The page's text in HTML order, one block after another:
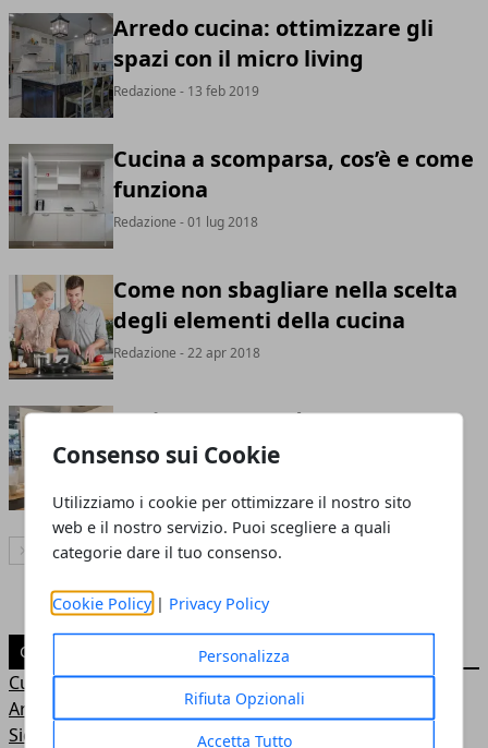
Consenso sui Cookie
Utilizziamo i cookie per ottimizzare il nostro sito
web e il nostro servizio. Puoi scegliere a quali
categorie dare il tuo consenso.
Cookie Policy | Privacy Policy
Personalizza
Rifiuta Opzionali
Accetta Tutto
Arredo cucina: ottimizzare gli
spazi con il micro living
Redazione - 13 feb 2019
Cucina a scomparsa, cos’è e come
funziona
Redazione - 01 lug 2018
Come non sbagliare nella scelta
degli elementi della cucina
Redazione - 22 apr 2018
Cucina 2018, tendenze per
arredare
Articolo Successivo
CATEGORIE
Curiosità
Arredo Cucina
Sicurezza